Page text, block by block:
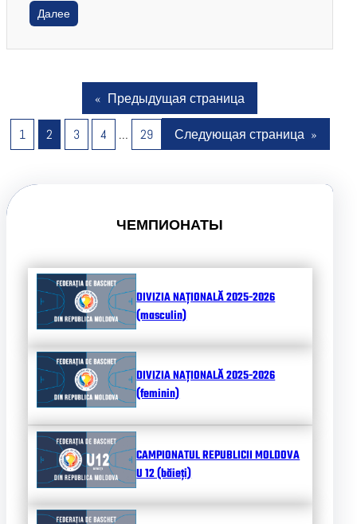
Далее
« Предыдущая страница
1 2 3 4 … 29 Следующая страница »
ЧЕМПИОНАТЫ
DIVIZIA NAȚIONALĂ 2025-2026
(masculin)
DIVIZIA NAȚIONALĂ 2025-2026
(feminin)
CAMPIONATUL REPUBLICII MOLDOVA
U 12 (băieți)